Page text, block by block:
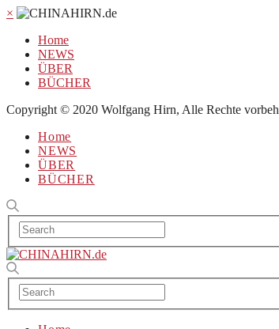
×
Home
NEWS
ÜBER
BÜCHER
Copyright © 2020 Wolfgang Hirn, Alle Rechte
Home
NEWS
ÜBER
BÜCHER